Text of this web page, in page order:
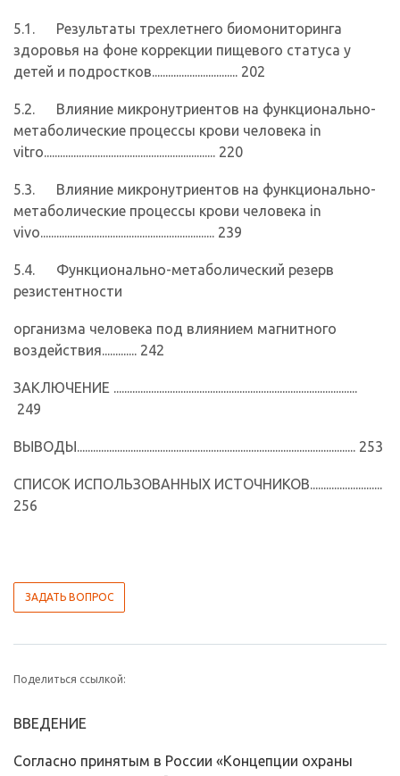
5.1. Результаты трехлетнего биомониторинга
здоровья на фоне коррекции пищевого статуса у
детей и подростков................................ 202
5.2. Влияние микронутриентов на функционально-
метаболические процессы крови человека in
vitro................................................................ 220
5.3. Влияние микронутриентов на функционально-
метаболические процессы крови человека in
vivo................................................................. 239
5.4. Функционально-метаболический резерв
резистентности
организма человека под влиянием магнитного
воздействия............. 242
ЗАКЛЮЧЕНИЕ ...........................................................................................
249
ВЫВОДЫ........................................................................................................ 253
СПИСОК ИСПОЛЬЗОВАННЫХ ИСТОЧНИКОВ...........................
256
ЗАДАТЬ ВОПРОС
Поделиться ссылкой:
ВВЕДЕНИЕ
Согласно принятым в России «Концепции охраны